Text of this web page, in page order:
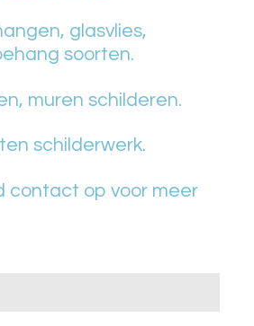
glasvlies,
soorten.
muren schilderen.
schilderwerk.
contact op voor meer